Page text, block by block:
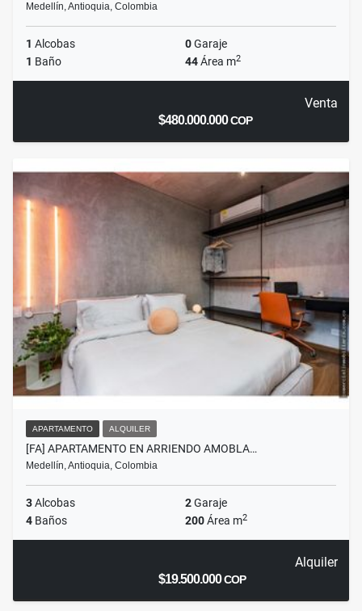
Medellín, Antioquia, Colombia
1 Alcobas 0Garaje
1 Baño 44Área m2
Venta
$480.000.000COP
APARTAMENTO ALQUILER
[FA] APARTAMENTO EN ARRIENDO AMOBLA…
Medellín, Antioquia, Colombia
3Alcobas 2Garaje
4 Baños 200Área m2
Alquiler
$19.500.000COP